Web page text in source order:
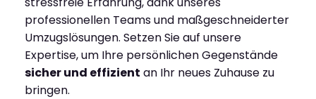
professionellen Teams und maßgeschneiderter
Umzugslösungen. Setzen Sie auf unsere
Expertise, um Ihre persönlichen Gegenstände
sicher und effizient an Ihr neues Zuhause zu
bringen.